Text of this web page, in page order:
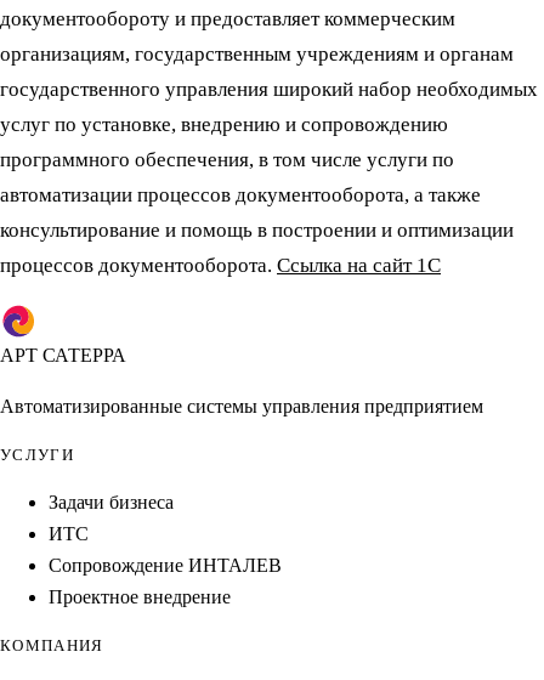
документообороту и предоставляет коммерческим
организациям, государственным учреждениям и органам
государственного управления широкий набор необходимых
услуг по установке, внедрению и сопровождению
программного обеспечения, в том числе услуги по
автоматизации процессов документооборота, а также
консультирование и помощь в построении и оптимизации
процессов документооборота. Ссылка на сайт 1С
АРТ САТЕРРА
Автоматизированные системы управления предприятием
УСЛУГИ
Задачи бизнеса
ИТС
Сопровождение ИНТАЛЕВ
Проектное внедрение
КОМПАНИЯ